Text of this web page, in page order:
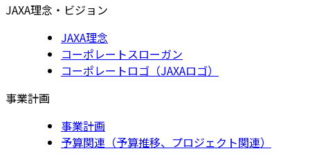
JAXA理念・ビジョン
JAXA理念
コーポレートスローガン
コーポレートロゴ（JAXAロゴ）
事業計画
事業計画
予算関連（予算推移、プロジェクト関連）